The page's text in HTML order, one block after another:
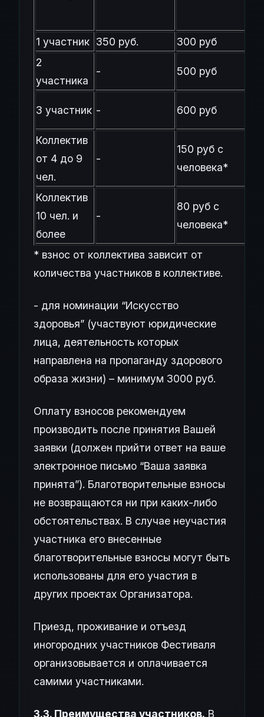
1 участник 350 руб.
300 руб
2
участника
- 500 руб
3 участник - 600 руб
Коллектив
от 4 до 9
чел.
-
150 руб с
человека*
Коллектив
10 чел. и
более
-
80 руб с
человека*
* взнос от коллектива зависит от
количества участников в коллективе.
- для номинации “Искусство
здоровья” (участвуют юридические
лица, деятельность которых
направлена на пропаганду здорового
образа жизни) – минимум 3000 руб.
Оплату взносов рекомендуем
производить после принятия Вашей
заявки (должен прийти ответ на ваше
электронное письмо “Ваша заявка
принята”). Благотворительные взносы
не возвращаются ни при каких-либо
обстоятельствах. В случае неучастия
участника его внесенные
благотворительные взносы могут быть
использованы для его участия в
других проектах Организатора.
Приезд, проживание и отъезд
иногородних участников Фестиваля
организовывается и оплачивается
самими участниками.
3.3. Преимущества участников. В